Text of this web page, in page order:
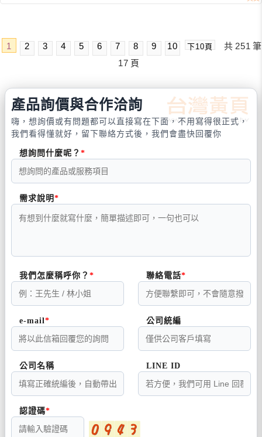
1 2 3 4 5 6 7 8 9 10 下10頁 共 251 筆
17 頁
產品詢價與合作洽詢
嗨，想詢價或有問題都可以直接寫在下面，不用寫得很正式，
我們看得懂就好，留下聯絡方式後，我們會盡快回覆你
想詢問什麼呢？
需求說明
我們怎麼稱呼你？ 聯絡電話
e-mail 公司統編
公司名稱 LINE ID
認證碼